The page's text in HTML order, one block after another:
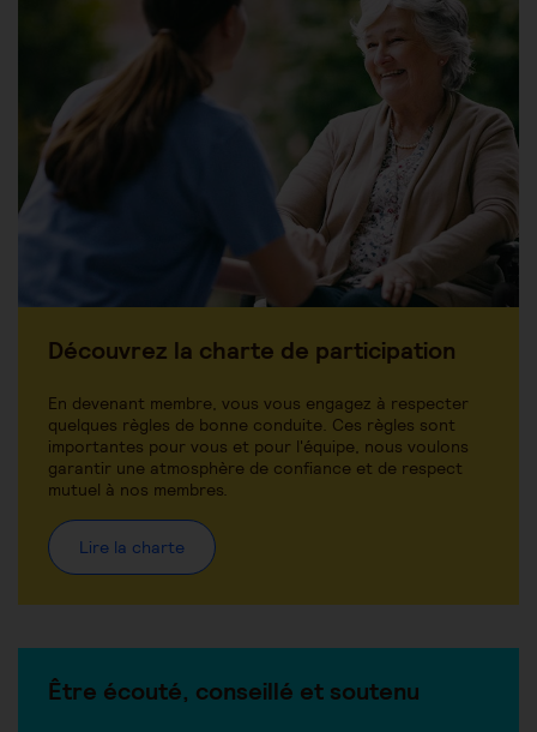
Découvrez la charte de participation
En devenant membre, vous vous engagez à respecter
quelques règles de bonne conduite. Ces règles sont
importantes pour vous et pour l'équipe, nous voulons
garantir une atmosphère de confiance et de respect
mutuel à nos membres.
Lire la charte
Être écouté, conseillé et soutenu